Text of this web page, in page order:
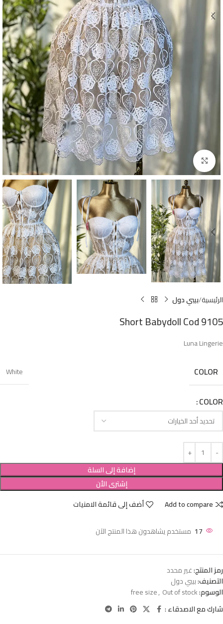
Click to enlarge
الرئيسية بيبي دول
Short Babydoll Cod 9105
Luna Lingerie
COLOR
White
COLOR
إضافة إلى السلة
إشترى الأن
Add to compare
أضف إلى قائمة الامنيات
17 مستخدم يشاهدون هذا المنتج الآن
رمز المنتج:غير محدد
التصنيف:بيبي دول
الوسوم:
free size, Out of stock
شارك مع الاصدقاء :